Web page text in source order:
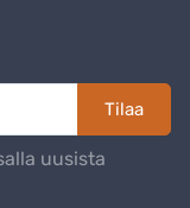
Tilaa
uusista